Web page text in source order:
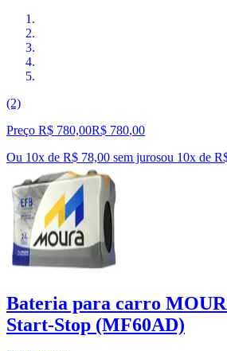
(2)
Preço R$ 780,00R$ 780,00
Ou 10x de R$ 78,00 sem jurosou 10x de
Bateria para carro
Start-Stop (MF60AD)